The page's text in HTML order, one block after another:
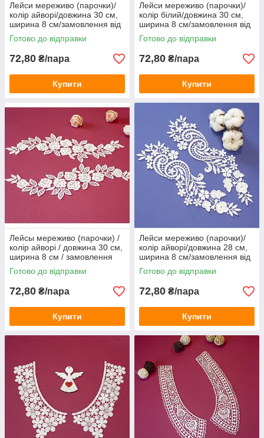
Лейси мереживо (парочки)/
колір айворі/довжина 30 см,
ширина 8 см/замовлення від
1 пари
Готово до відправки
72,80 ₴/пара
Купити
Лейси мереживо (парочки)/
колір білий/довжина 30 см,
ширина 8 см/замовлення від
1 пари
Готово до відправки
72,80 ₴/пара
Купити
Лейсы мереживо (парочки) /
колір айворі / довжина 30 см,
ширина 8 см / замовлення
від 1 пари
Готово до відправки
72,80 ₴/пара
Купити
Лейси мереживо (парочки)/
колір айворі/довжина 28 см,
ширина 8 см/замовлення від
1 пари
Готово до відправки
72,80 ₴/пара
Купити